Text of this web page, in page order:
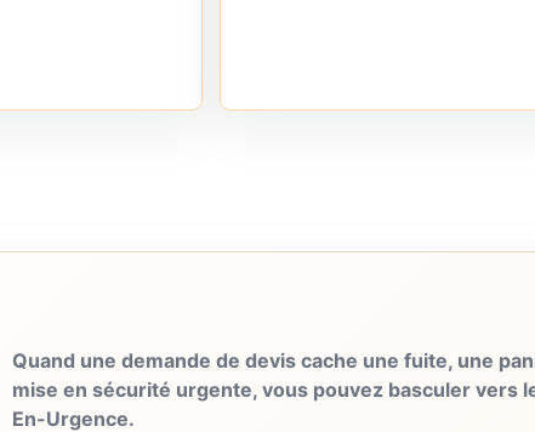
Quand une demande de devis cache une fuite, une
mise en sécurité urgente, vous pouvez basculer vers
En-Urgence.